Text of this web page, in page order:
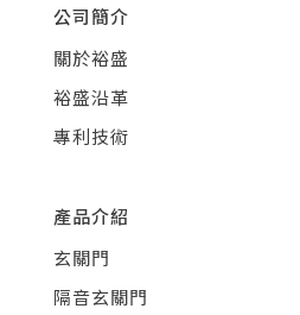
公司簡介
關於裕盛
裕盛沿革
專利技術
產品介紹
玄關門
隔音玄關門